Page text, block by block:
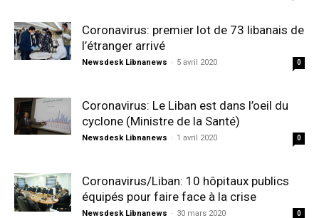
Coronavirus: premier lot de 73 libanais de
l’étranger arrivé
Newsdesk Libnanews - 5 avril 2020 0
Coronavirus: Le Liban est dans l’oeil du
cyclone (Ministre de la Santé)
Newsdesk Libnanews - 1 avril 2020 0
Coronavirus/Liban: 10 hôpitaux publics
équipés pour faire face à la crise
Newsdesk Libnanews - 30 mars 2020 0